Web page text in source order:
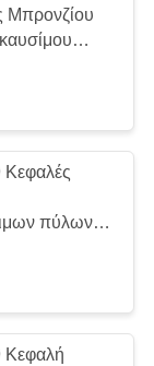
Μπρονζίου
πύλων
Κεφαλή